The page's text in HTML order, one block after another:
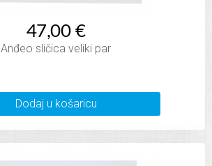
47,00 €
Anđeo sličica veliki par
Dodaj u košaricu